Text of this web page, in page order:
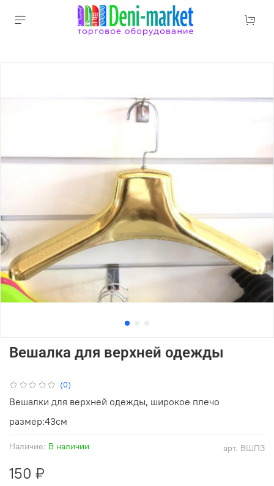
(0)
арт. ВШПЗ
Наличие: В наличии
Вешалка для верхней одежды
150 ₽
Вешалки для верхней одежды, широкое плечо
размер:43см